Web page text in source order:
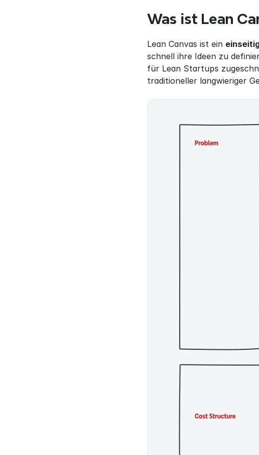
Was ist Lean
Lean Canvas ist ein
schnell ihre Ideen zu
für Lean Startups
traditioneller langwieriger